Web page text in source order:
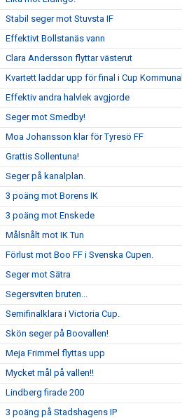
Stabil seger mot Stuvsta IF
Effektivt Bollstanäs vann
Clara Andersson flyttar västerut
Kvartett laddar upp för final i Cup Kommunal
Effektiv andra halvlek avgjorde
Seger mot Smedby!
Moa Johansson klar för Tyresö FF
Grattis Sollentuna!
Seger på kanalplan.
3 poäng mot Borens IK
3 poäng mot Enskede
Målsnålt mot IK Tun
Förlust mot Boo FF i Svenska Cupen.
Seger mot Sätra
Segersviten bruten...
Semifinalklara i Victoria Cup.
Skön seger på Boovallen!
Meja Frimmel flyttas upp
Mycket mål på vallen!!
Lindberg firade 200
3 poäng på Stadshagens IP